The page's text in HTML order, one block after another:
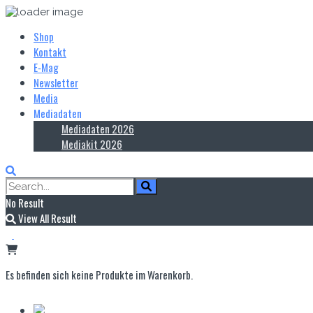
Shop
Kontakt
E‑Mag
Newsletter
Media
Mediadaten
Mediadaten 2026
Mediakit 2026
No Result
View All Result
Es befinden sich keine Produkte im Warenkorb.